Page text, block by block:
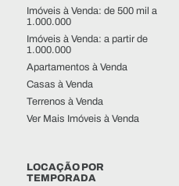
Imóveis à Venda: de 500 mil a
1.000.000
Imóveis à Venda: a partir de
1.000.000
Apartamentos à Venda
Casas à Venda
Terrenos à Venda
Ver Mais Imóveis à Venda
LOCAÇÃO POR
TEMPORADA